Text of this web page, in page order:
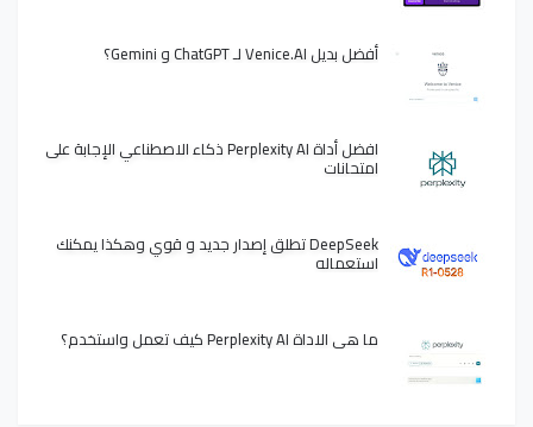
أفضل بديل Venice.AI لـ ChatGPT و Gemini؟
افضل أداة Perplexity AI ذكاء الاصطناعي الإجابة على
امتحانات
DeepSeek تطلق إصدار جديد و قوي وهكذا يمكنك
استعماله
ما هي الاداة Perplexity AI كيف تعمل واستخدم؟